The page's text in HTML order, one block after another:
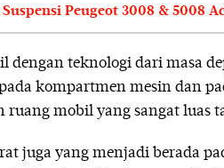
Peugeot 3008 & 5008
dengan teknologi dari masa
kompartmen mesin dan
ruang mobil yang sangat luas
juga yang menjadi berada